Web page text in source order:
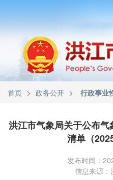
首页 > 政务公开 > 行政事业
洪江市气象局关于公布
清单（
发布时间：
信息来源：